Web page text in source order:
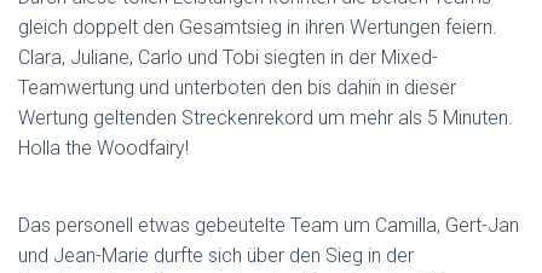
gleich doppelt den Gesamtsieg in ihren Wertungen feiern.
Clara, Juliane, Carlo und Tobi siegten in der Mixed-
Teamwertung und unterboten den bis dahin in dieser
Wertung geltenden Streckenrekord um mehr als 5 Minuten.
Holla the Woodfairy!
Das personell etwas gebeutelte Team um Camilla, Gert-Jan
und Jean-Marie durfte sich über den Sieg in der